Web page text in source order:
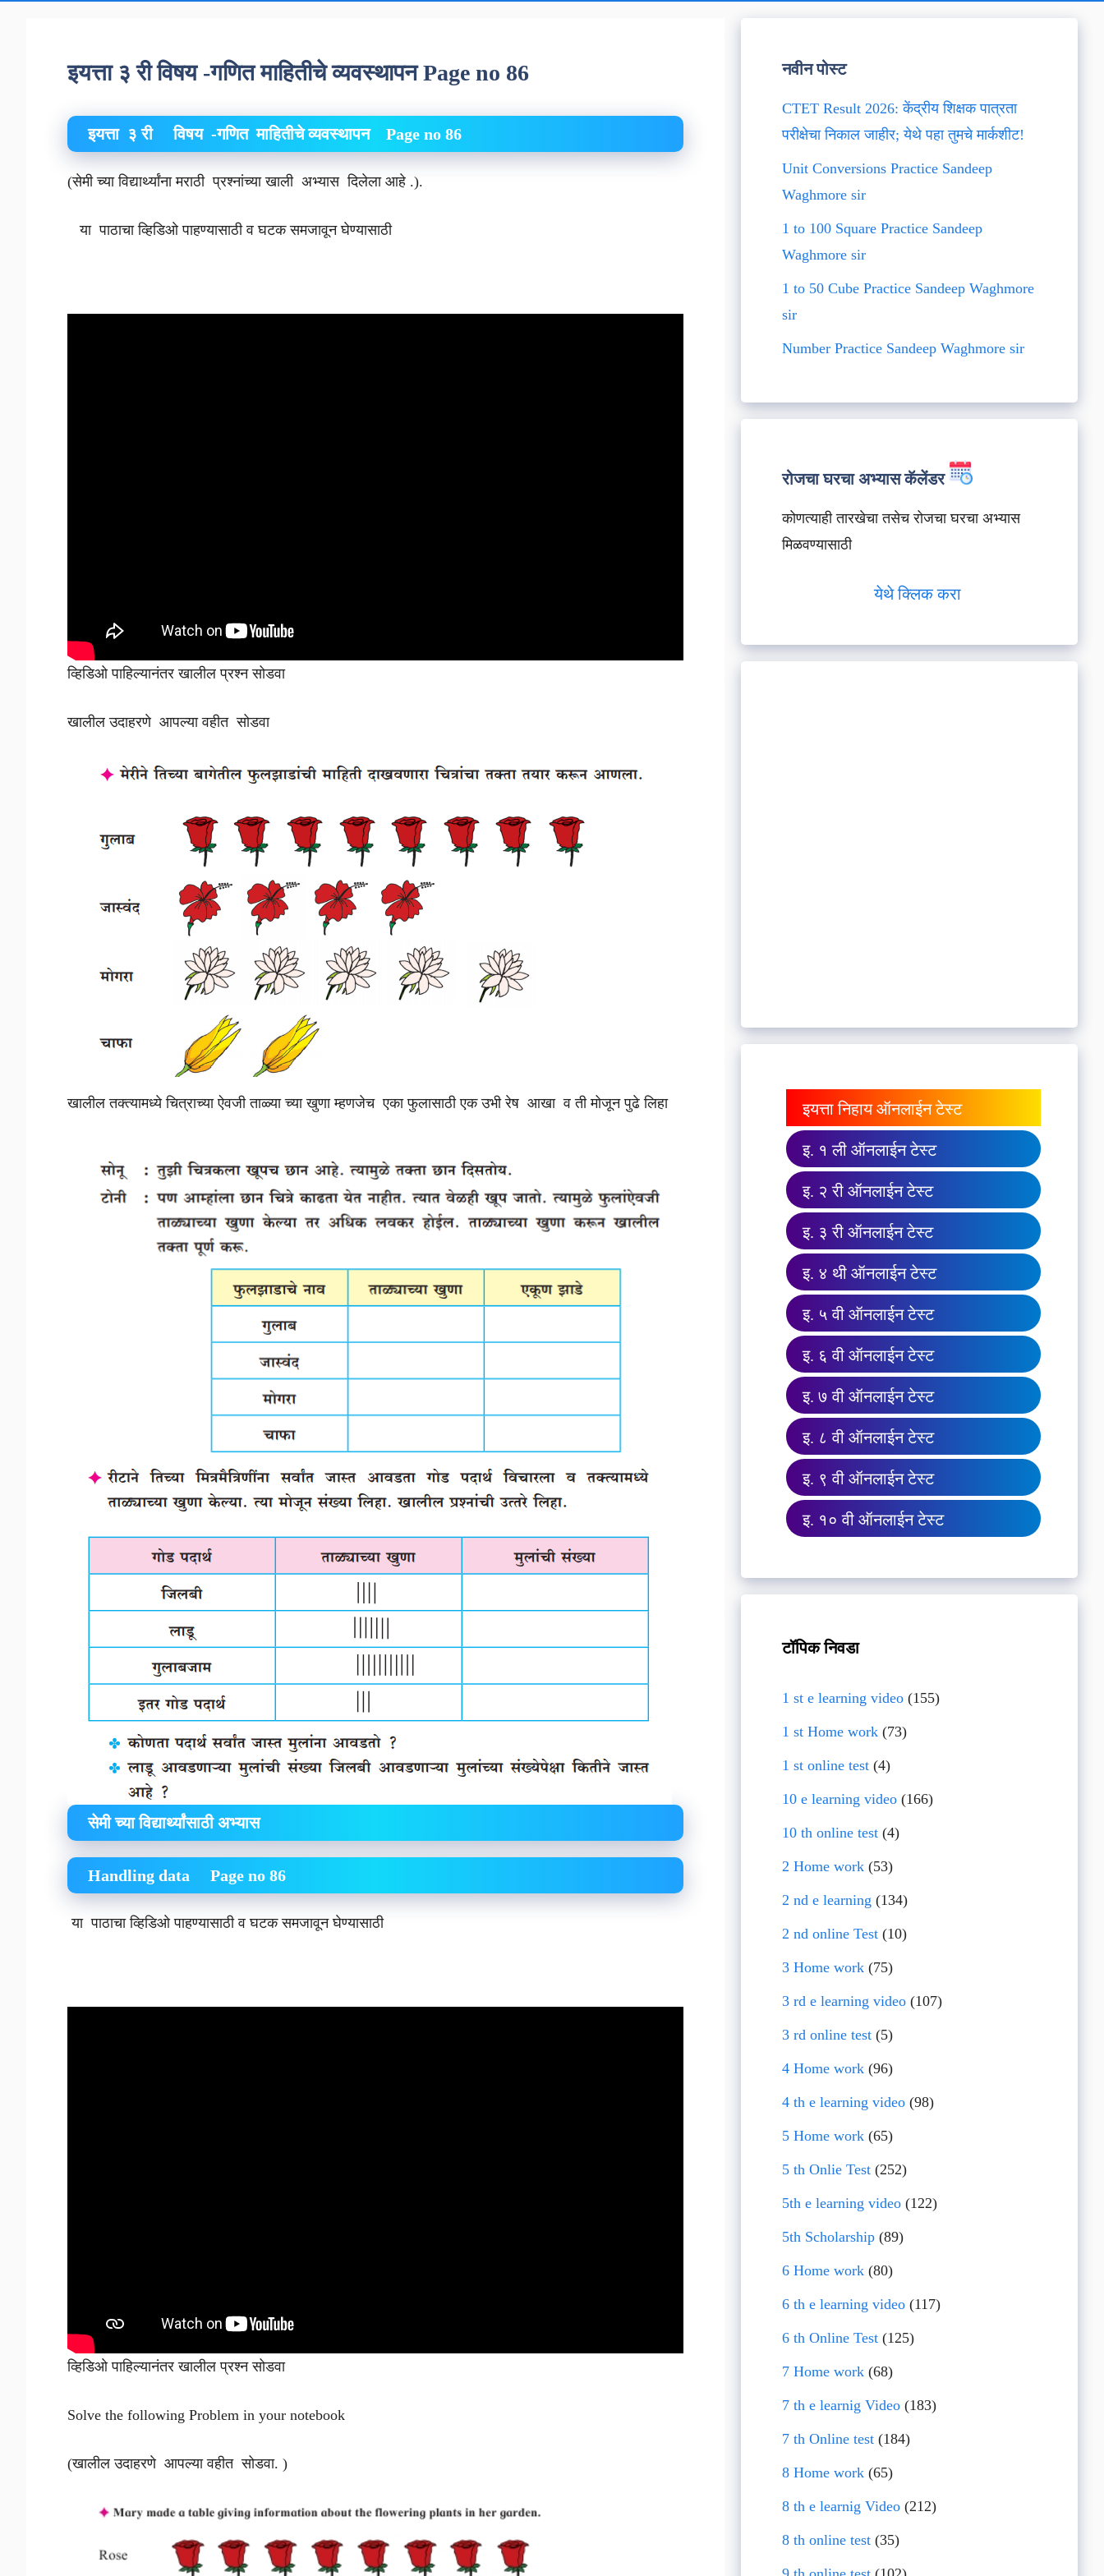
इयत्ता ३ री विषय -गणित माहितीचे व्यवस्थापन Page no 86
इयत्ता ३ री विषय -गणित माहितीचे व्यवस्थापन Page no 86
(सेमी च्या विद्यार्थ्यांना मराठी प्रश्नांच्या खाली अभ्यास दिलेला आहे .).
या पाठाचा व्हिडिओ पाहण्यासाठी व घटक समजावून घेण्यासाठी
व्हिडिओ पाहिल्यानंतर खालील प्रश्न सोडवा
खालील उदाहरणे आपल्या वहीत सोडवा
खालील तक्त्यामध्ये चित्राच्या ऐवजी ताळ्या च्या खुणा म्हणजेच एका फुलासाठी एक उभी रेष आखा व ती मोजून पुढे लिहा
सेमी च्या विद्यार्थ्यांसाठी अभ्यास
Handling data Page no 86
या पाठाचा व्हिडिओ पाहण्यासाठी व घटक समजावून घेण्यासाठी
व्हिडिओ पाहिल्यानंतर खालील प्रश्न सोडवा
Solve the following Problem in your notebook
(खालील उदाहरणे आपल्या वहीत सोडवा. )
नवीन पोस्ट
CTET Result 2026: केंद्रीय शिक्षक पात्रता
परीक्षेचा निकाल जाहीर; येथे पहा तुमचे मार्कशीट!
Unit Conversions Practice Sandeep
Waghmore sir
1 to 100 Square Practice Sandeep
Waghmore sir
1 to 50 Cube Practice Sandeep Waghmore
sir
Number Practice Sandeep Waghmore sir
रोजचा घरचा अभ्यास कॅलेंडर
कोणत्याही तारखेचा तसेच रोजचा घरचा अभ्यास
मिळवण्यासाठी
येथे क्लिक करा
इयत्ता निहाय ऑनलाईन टेस्ट
इ. १ ली ऑनलाईन टेस्ट
इ. २ री ऑनलाईन टेस्ट
इ. ३ री ऑनलाईन टेस्ट
इ. ४ थी ऑनलाईन टेस्ट
इ. ५ वी ऑनलाईन टेस्ट
इ. ६ वी ऑनलाईन टेस्ट
इ. ७ वी ऑनलाईन टेस्ट
इ. ८ वी ऑनलाईन टेस्ट
इ. ९ वी ऑनलाईन टेस्ट
इ. १० वी ऑनलाईन टेस्ट
टॉपिक निवडा
1 st e learning video(155)
1 st Home work(73)
1 st online test(4)
10 e learning video(166)
10 th online test(4)
2 Home work(53)
2 nd e learning (134)
2 nd online Test(10)
3 Home work(75)
3 rd e learning video(107)
3 rd online test(5)
4 Home work(96)
4 th e learning video(98)
5 Home work(65)
5 th Onlie Test(252)
5th e learning video(122)
5th Scholarship(89)
6 Home work(80)
6 th e learning video(117)
6 th Online Test(125)
7 Home work(68)
7 th e learnig Video(183)
7 th Online test(184)
8 Home work(65)
8 th e learnig Video(212)
8 th online test(35)